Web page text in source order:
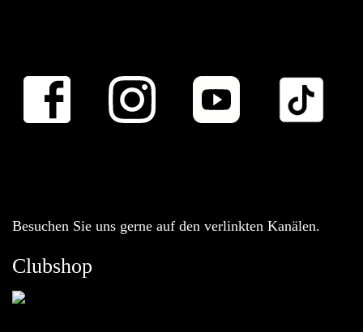
Besuchen Sie uns gerne auf den verlinkten Kanälen.
Clubshop